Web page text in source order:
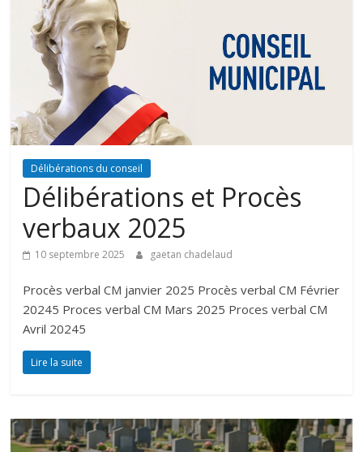
Délibérations du conseil
Délibérations et Procès
verbaux 2025
10 septembre 2025 gaetan chadelaud
Procès verbal CM janvier 2025 Procès verbal CM Février
20245 Proces verbal CM Mars 2025 Proces verbal CM
Avril 20245
Lire la suite